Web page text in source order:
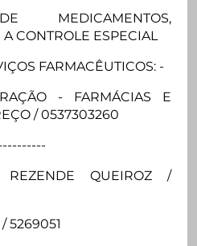
MEDICAMENTOS,
CONTROLE ESPECIAL
FARMACÊUTICOS: -
- FARMÁCIAS E
/ 0537303260
REZENDE QUEIROZ /
5269051